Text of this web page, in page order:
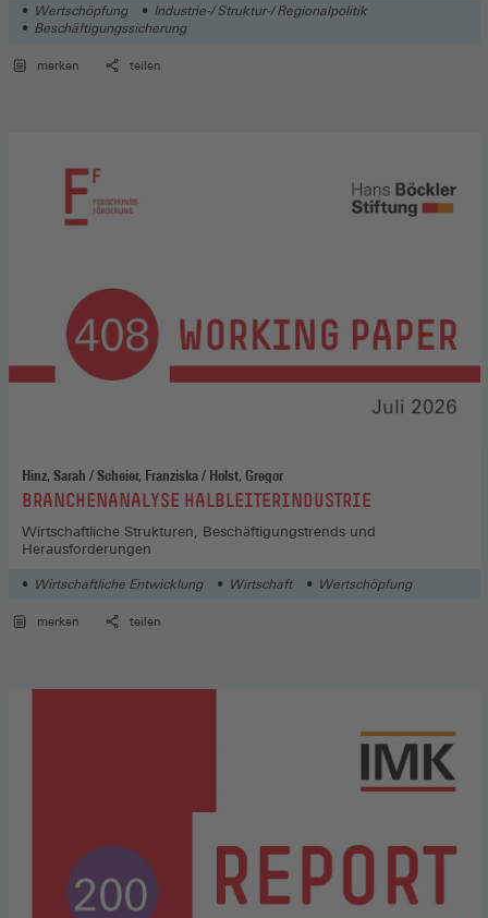
Wertschöpfung
Industrie-/ Struktur-/ Regionalpolitik
Beschäftigungssicherung
merken teilen
Hinz, Sarah / Scheier, Franziska / Holst, Gregor
:BRANCHENANALYSE HALBLEITERINDUSTRIE
Wirtschaftliche Strukturen, Beschäftigungstrends und
Herausforderungen
Wirtschaftliche Entwicklung Wirtschaft Wertschöpfung
merken teilen